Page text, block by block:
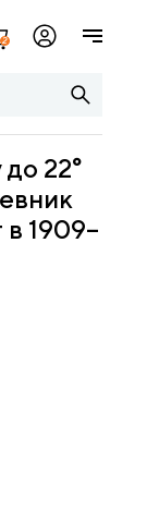
2
22°
1909–